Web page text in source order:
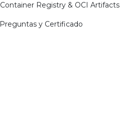
Container Registry & OCI Artifacts
Preguntas y Certificado